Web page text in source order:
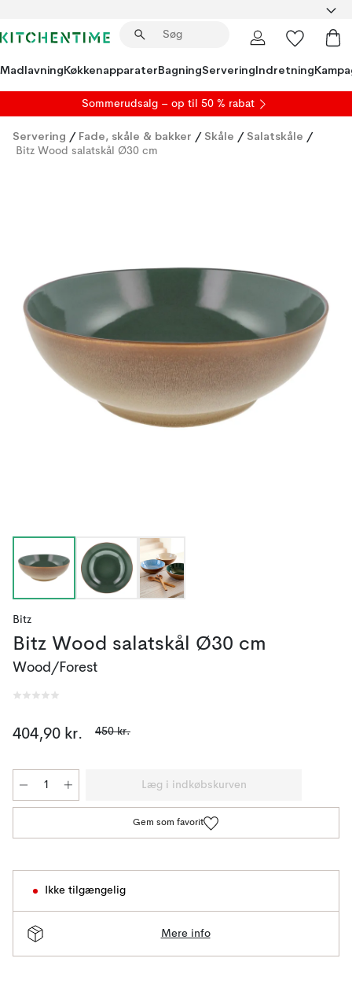
MadlavningKøkkenapparaterBagningServeringIndretning
Sommerudsalg – op til 50 % rabat
Servering / Fade, skåle & bakker / Skåle / Salatskåle /
Bitz Wood salatskål Ø30 cm
Bitz
Bitz Wood salatskål Ø30 cm
Wood/Forest
404,90 kr. 450 kr.
Læg i indkøbskurven
Gem som favorit
Ikke tilgængelig
Mere info